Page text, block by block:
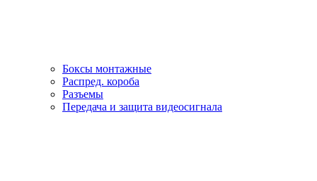
Боксы монтажные
Распред. короба
Разъемы
Передача и защита видеосигнала